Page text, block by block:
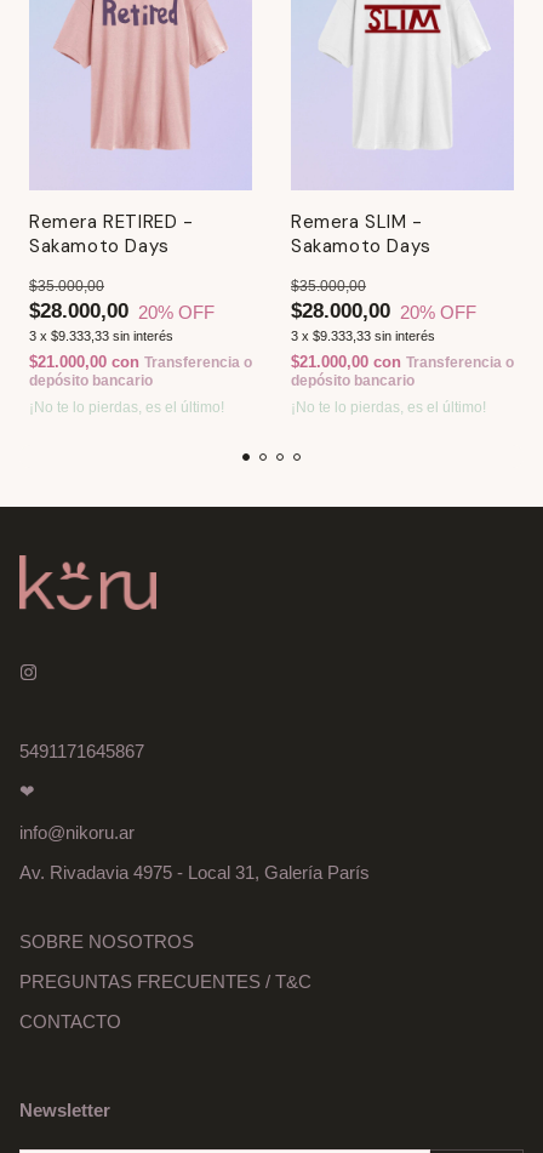
Remera RETIRED -
Sakamoto Days
$28.000,00
$35.000,00
20% OFF
3 x $9.333,33 sin interés
$21.000,00 con Transferencia o
depósito bancario
¡No te lo pierdas, es el último!
Remera SLIM -
Sakamoto Days
$28.000,00
$35.000,00
20% OFF
3 x $9.333,33 sin interés
$21.000,00 con Transferencia o
depósito bancario
¡No te lo pierdas, es el último!
5491171645867
❤
info@nikoru.ar
Av. Rivadavia 4975 - Local 31, Galería París
SOBRE NOSOTROS
PREGUNTAS FRECUENTES / T&C
CONTACTO
Newsletter